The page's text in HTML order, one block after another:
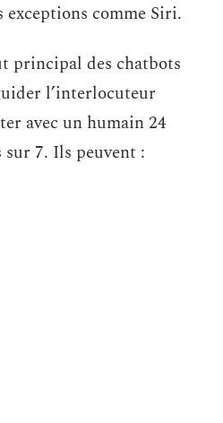
exceptions comme Siri.
principal des chatbots
l’interlocuteur
avec un humain 24
7. Ils peuvent :